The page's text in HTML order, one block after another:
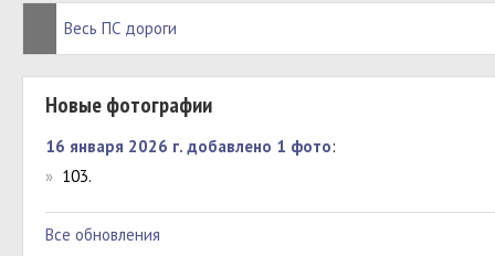
Весь ПС дороги
Новые фотографии
16 января 2026 г. добавлено 1 фото:
» 103.
Все обновления